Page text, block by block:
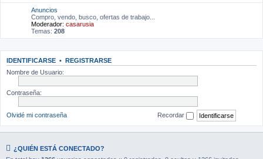
Anuncios
Compro, vendo, busco, ofertas de trabajo...
Moderador: casarusia
Temas: 208
IDENTIFICARSE • REGISTRARSE
Nombre de Usuario:
Contraseña:
Olvidé mi contraseña Recordar
¿QUIÉN ESTÁ CONECTADO?